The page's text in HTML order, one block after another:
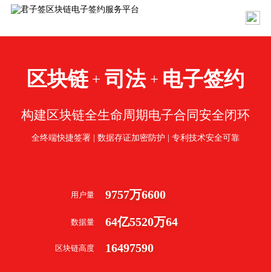
区块链 + 司法 + 电子签约
构建区块链全生命周期电子合同安全闭环
全终端快捷签署 | 数据存证加密防护 | 专利技术安全可靠
用户量 9757万6600
数据量 64亿5520万64
区块链高度 16497590